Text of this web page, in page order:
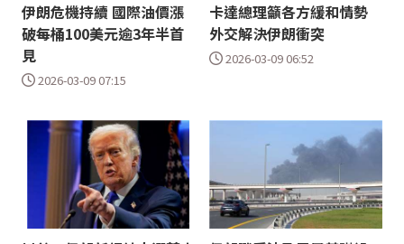
伊朗危機持續 國際油價漲
破每桶100美元逾3年半首
見
2026-03-09 07:15
卡達總理籲各方緩和情勢
外交解決伊朗衝突
2026-03-09 06:52